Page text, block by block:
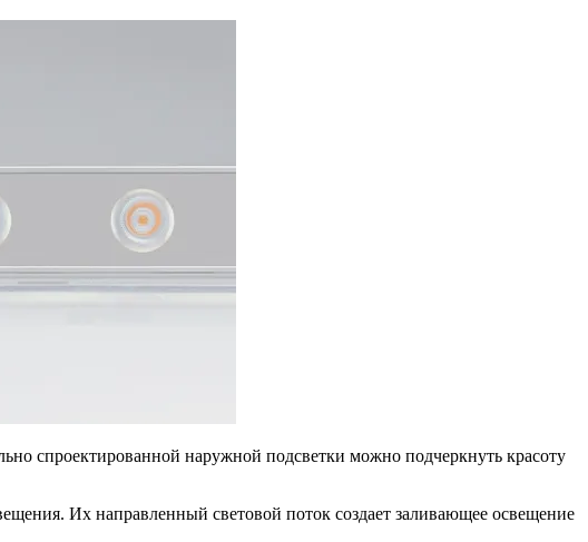
спроектированной наружной подсветки можно подчеркнуть красоту
Их направленный световой поток создает заливающее освещение